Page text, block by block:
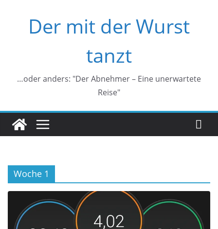
springenDer mit der Wurst
tanzt
…oder anders: "Der Abnehmer – Eine unerwartete
Reise"
Woche 1